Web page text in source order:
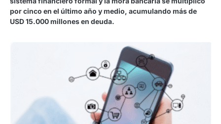
por cinco en el último año y medio, acumulando más de
USD 15.000 millones en deuda.